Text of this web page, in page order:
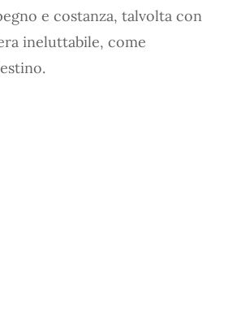
e costanza, talvolta con
ineluttabile, come